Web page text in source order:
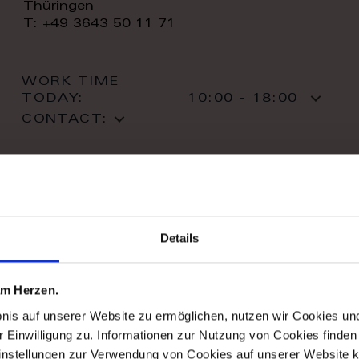
Details
Herzen.
auf unserer Website zu ermöglichen, nutzen wir Cookies
zu. Informationen zur Nutzung von Cookies
zur Verwendung von Cookies auf unserer Website
Thüringen
T: +49 3643 50 11 71
WORK TIME
TODAY:
10:00 - 18:00
CONTACT:
stil haus design-studio
Striletska str. 4
Kiev
T: +38 044 490 71 63